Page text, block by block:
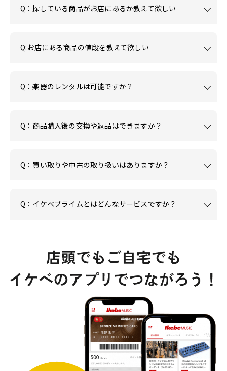
Q：探している商品がお店にあるか教えて欲しい
Q:お店にある商品の値段を教えて欲しい
Q：楽器のレンタルは可能ですか？
Q：商品購入後の交換や返品はできますか？
Q：買い取りや中古の取り扱いはありますか？
Q：イケベプライムとはどんなサービスですか？